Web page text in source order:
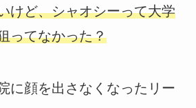
けど、シャオシーって大学
ってなかった？
に顔を出さなくなったリー